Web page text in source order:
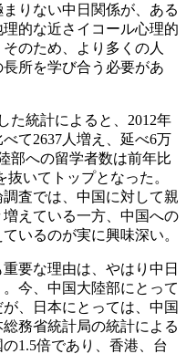
りない中日関係が、ある
的な近さイコール心理的
のため、より多くの人
所を学び合う必要があ
た統計によると、2012年
て2637人増え、延べ6万
部への留学者数は前年比
抜いてトップとなった。
査では、中国に対して親
えている一方、中国への
いるのが実に興味深い。
要な理由は、やはり中日
今、中国大陸部にとって
、日本にとっては、中国
務省統計局の統計による
1.5倍であり、香港、台